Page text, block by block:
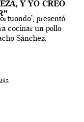
Y YO CREO
presentó
cocinar un pollo
Sánchez.